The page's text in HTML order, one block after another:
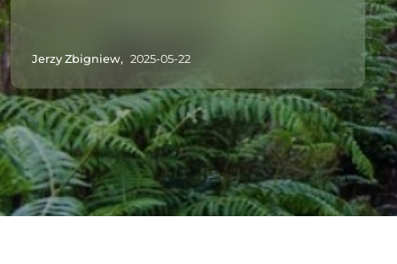
Jerzy Zbigniew, 2025-05-22